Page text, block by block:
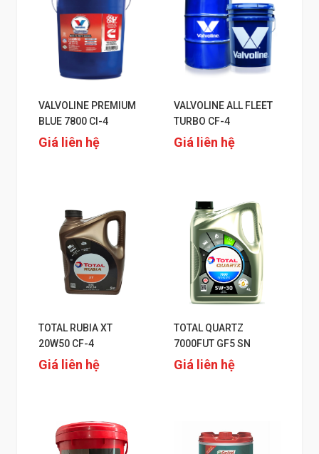
VALVOLINE PREMIUM
BLUE 7800 CI-4
Giá liên hệ
VALVOLINE ALL FLEET
TURBO CF-4
Giá liên hệ
TOTAL RUBIA XT
20W50 CF-4
Giá liên hệ
TOTAL QUARTZ
7000FUT GF5 SN
Giá liên hệ